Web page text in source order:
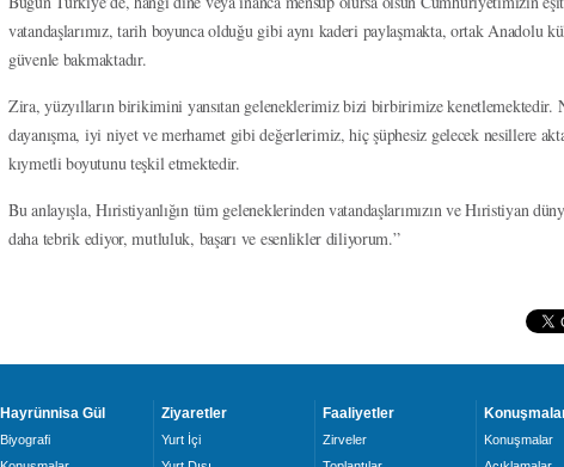
vatandaşlarımız, tarih boyunca olduğu gibi aynı kaderi paylaşmakta, ortak Anadolu
güvenle bakmaktadır.
Zira, yüzyılların birikimini yansıtan geleneklerimiz bizi birbirimize kenetlemektedir.
dayanışma, iyi niyet ve merhamet gibi değerlerimiz, hiç şüphesiz gelecek nesillere
kıymetli boyutunu teşkil etmektedir.
Bu anlayışla, Hıristiyanlığın tüm geleneklerinden vatandaşlarımızın ve Hıristiyan
daha tebrik ediyor, mutluluk, başarı ve esenlikler diliyorum.”
Hayrünnisa Gül
Biyografi
Ziyaretler
Yurt İçi
Faaliyetler
Zirveler
Konuşmalar